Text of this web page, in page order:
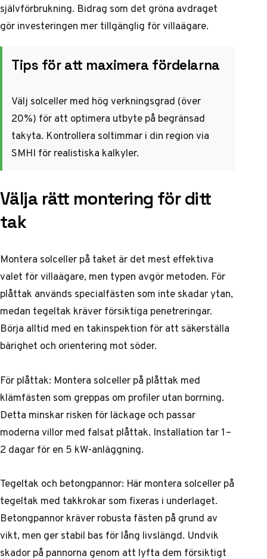
självförbrukning. Bidrag som det gröna avdraget
gör investeringen mer tillgänglig för villaägare.
Tips för att maximera fördelarna
Välj solceller med hög verkningsgrad (över
20%) för att optimera utbyte på begränsad
takyta. Kontrollera soltimmar i din region via
SMHI för realistiska kalkyler.
Välja rätt montering för ditt
tak
Montera solceller på taket är det mest effektiva
valet för villaägare, men typen avgör metoden. För
plåttak används specialfästen som inte skadar ytan,
medan tegeltak kräver försiktiga penetreringar.
Börja alltid med en takinspektion för att säkerställa
bärighet och orientering mot söder.
För plåttak: Montera solceller på plåttak med
klämfästen som greppas om profiler utan borrning.
Detta minskar risken för läckage och passar
moderna villor med falsat plåttak. Installation tar 1–
2 dagar för en 5 kW-anläggning.
Tegeltak och betongpannor: Här montera solceller på
tegeltak med takkrokar som fixeras i underlaget.
Betongpannor kräver robusta fästen på grund av
vikt, men ger stabil bas för lång livslängd. Undvik
skador på pannorna genom att lyfta dem försiktigt